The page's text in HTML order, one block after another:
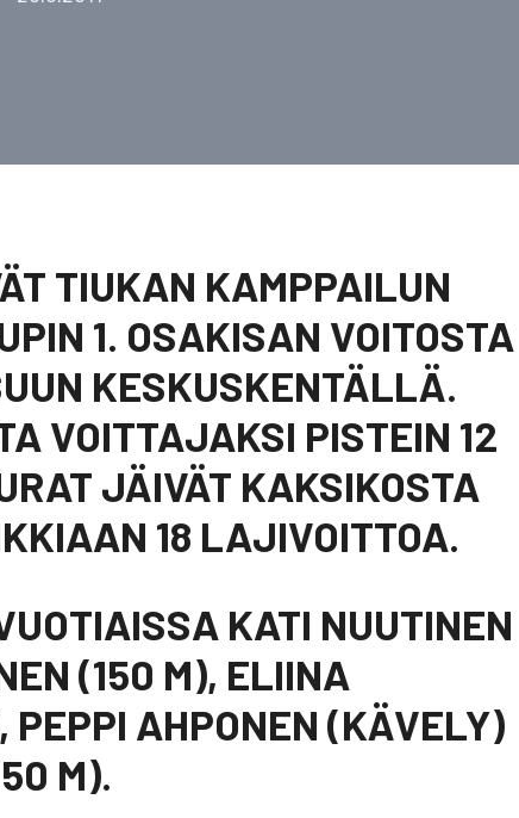
TIUKAN KAMPPAILUN
1. OSAKISAN VOITOSTA
KESKUSKENTÄLLÄ.
VOITTAJAKSI PISTEIN 12
JÄIVÄT KAKSIKOSTA
18 LAJIVOITTOA.
KATI NUUTINEN
(150 M), ELIINA
AHPONEN (KÄVELY)
M).